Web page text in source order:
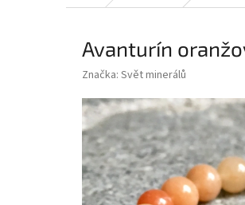
Avanturín
Značka: Svět minerálů